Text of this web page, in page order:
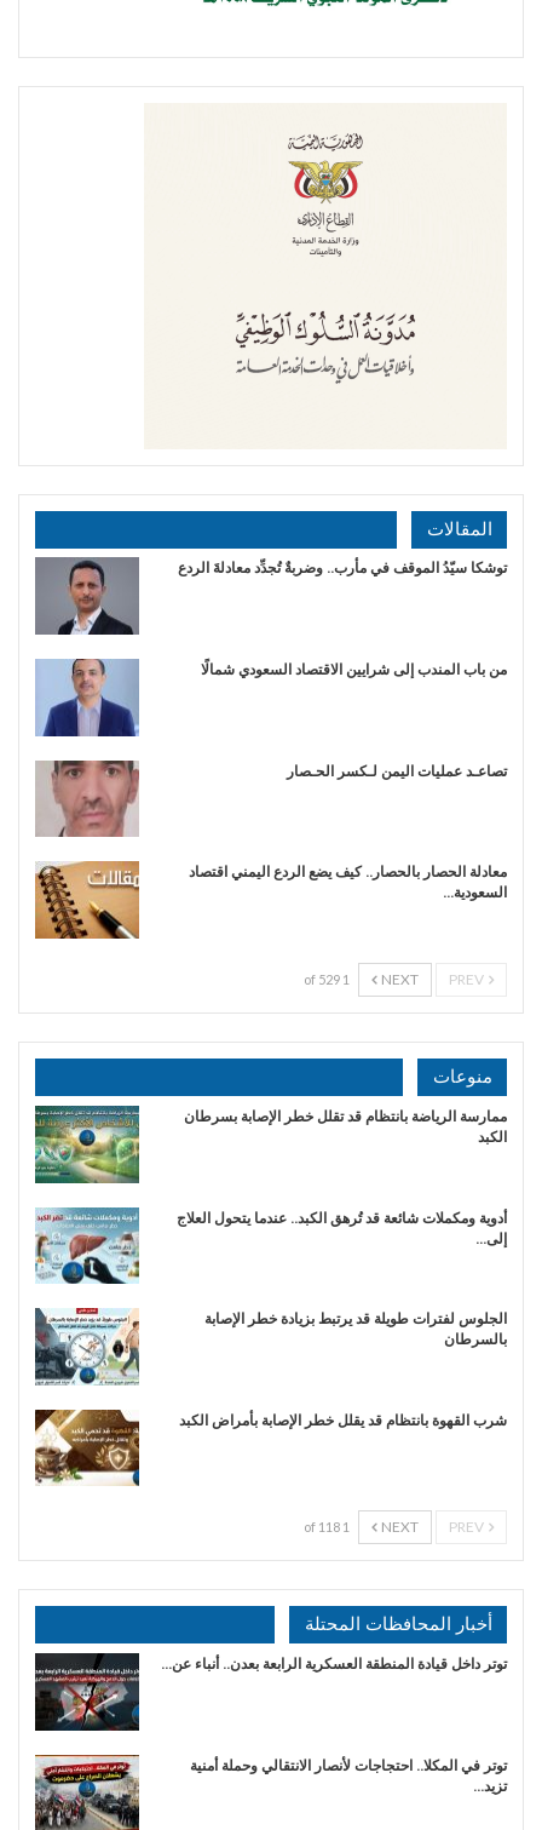
المقالات
توشكا سيّدُ الموقف في مأرب.. وضربةٌ تُجدِّد معادلةَ الردع
من باب المندب إلى شرايين الاقتصاد السعودي شمالًا
تصاعـد عمليات اليمن لـكسر الحـصار
معادلة الحصار بالحصار.. كيف يضع الردع اليمني اقتصاد
السعودية…
NEXT
1 of 529
منوعات
ممارسة الرياضة بانتظام قد تقلل خطر الإصابة بسرطان
الكبد
أدوية ومكملات شائعة قد تُرهق الكبد.. عندما يتحول العلاج
إلى…
الجلوس لفترات طويلة قد يرتبط بزيادة خطر الإصابة
بالسرطان
شرب القهوة بانتظام قد يقلل خطر الإصابة بأمراض الكبد
NEXT
1 of 118
أخبار المحافظات المحتلة
توتر داخل قيادة المنطقة العسكرية الرابعة بعدن.. أنباء عن…
توتر في المكلا.. احتجاجات لأنصار الانتقالي وحملة أمنية
تزيد…